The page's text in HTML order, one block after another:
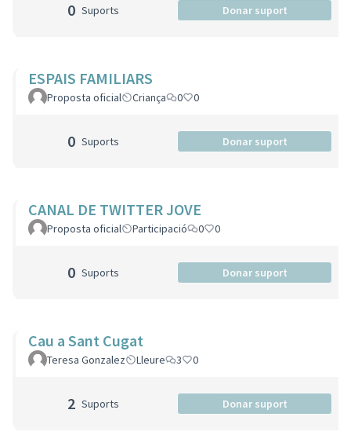
0 Suports Donar suport
ESPAIS FAMILIARS
Proposta oficial Criança 0 0
0 Suports Donar suport
CANAL DE TWITTER JOVE
Proposta oficial Participació 0 0
0 Suports Donar suport
Cau a Sant Cugat
Teresa Gonzalez Lleure 3 0
2 Suports Donar suport